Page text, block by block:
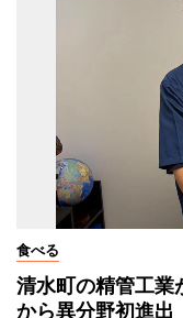
食べる
清水町の精管工業
から異分野初進出